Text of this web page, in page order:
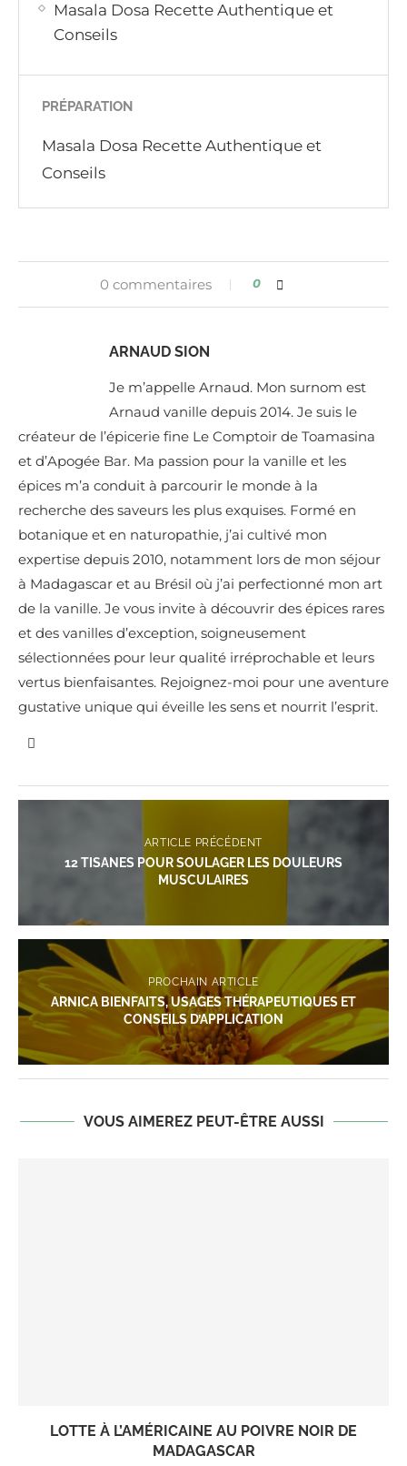
Masala Dosa Recette Authentique et
Conseils
PRÉPARATION
Masala Dosa Recette Authentique et
Conseils
0 commentaires 0
ARNAUD SION
Je m’appelle Arnaud. Mon surnom est
Arnaud vanille depuis 2014. Je suis le
créateur de l’épicerie fine Le Comptoir de Toamasina
et d’Apogée Bar. Ma passion pour la vanille et les
épices m’a conduit à parcourir le monde à la
recherche des saveurs les plus exquises. Formé en
botanique et en naturopathie, j’ai cultivé mon
expertise depuis 2010, notamment lors de mon séjour
à Madagascar et au Brésil où j’ai perfectionné mon art
de la vanille. Je vous invite à découvrir des épices rares
et des vanilles d’exception, soigneusement
sélectionnées pour leur qualité irréprochable et leurs
vertus bienfaisantes. Rejoignez-moi pour une aventure
gustative unique qui éveille les sens et nourrit l’esprit.
ARTICLE PRÉCÉDENT
12 TISANES POUR SOULAGER LES DOULEURS
MUSCULAIRES
PROCHAIN ARTICLE
ARNICA BIENFAITS, USAGES THÉRAPEUTIQUES ET
CONSEILS D’APPLICATION
VOUS AIMEREZ PEUT-ÊTRE AUSSI
LOTTE À L’AMÉRICAINE AU POIVRE NOIR DE
MADAGASCAR